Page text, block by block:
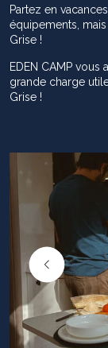
Partez en
équipements,
Grise !
EDEN CAMP
grande charge
Grise !